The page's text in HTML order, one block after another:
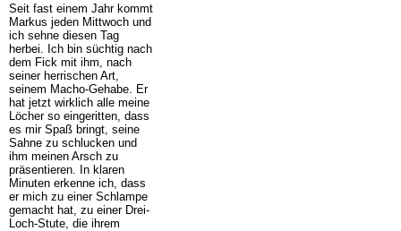
Seit fast einem Jahr kommt
Markus jeden Mittwoch und
ich sehne diesen Tag
herbei. Ich bin süchtig nach
dem Fick mit ihm, nach
seiner herrischen Art,
seinem Macho-Gehabe. Er
hat jetzt wirklich alle meine
Löcher so eingeritten, dass
es mir Spaß bringt, seine
Sahne zu schlucken und
ihm meinen Arsch zu
präsentieren. In klaren
Minuten erkenne ich, dass
er mich zu einer Schlampe
gemacht hat, zu einer Drei-
Loch-Stute, die ihrem